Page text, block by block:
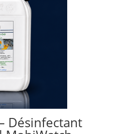
Désinfectant